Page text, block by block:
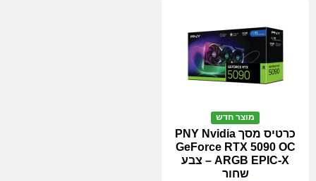
מוצר חדש
כרטיס מסך PNY Nvidia
GeForce RTX 5090 OC
ARGB EPIC-X – צבע
שחור